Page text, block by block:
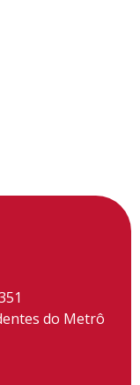
do Metrô
proporcionar mais